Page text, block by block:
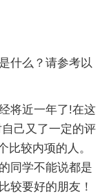
什么？请参考以
将近一年了!在这
己又了一定的评
比较内项的人。
同学不能说都是
较要好的朋友！